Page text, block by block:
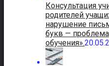
Консультация
родителей
нарушение
букв —
обучения».